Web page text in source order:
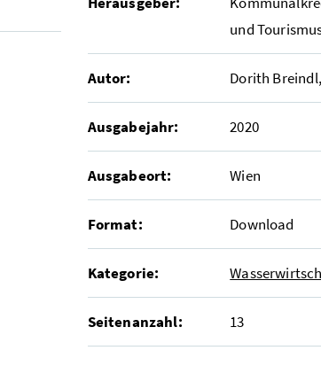
und
Autor: Dorith
Ausgabejahr: 2020
Ausgabeort: Wien
Format: Download
Kategorie:
Seitenanzahl: 13